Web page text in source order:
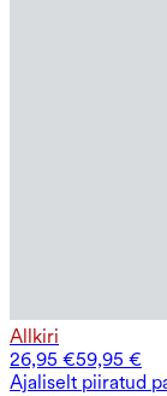
Allkiri
26,95 €59,95 €
Ajaliselt piiratud